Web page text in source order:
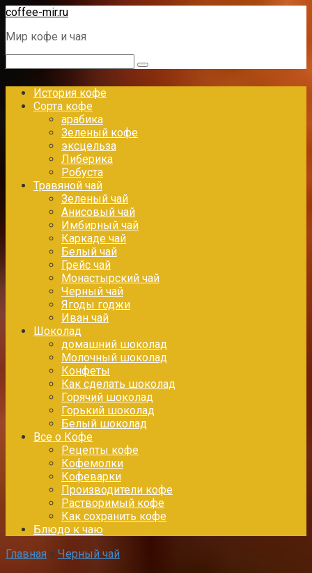
Перейти
контенту
coffee-mir.ru
Мир кофе и чая
История кофе
Сорта кофе
арабика
Зеленый кофе
эксцельза
Либерика
Робуста
Травяной чай
Зеленый чай
Анисовый чай
Имбирный чай
Каркаде чай
Белый чай
Грейс чай
Монастырский чай
Черный чай
Ягоды годжи
Иван чай
Шоколад
домашний шоколад
Молочный шоколад
Конфеты
Как сделать шоколад
Горячий шоколад
Горький шоколад
Белый шоколад
Все о Кофе
Рецепты кофе
Кофемолки
Кофеварки
Производители кофе
Растворимый кофе
Как сохранить кофе
Блюдо к чаю
Главная » Черный чай